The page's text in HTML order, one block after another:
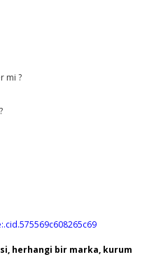
mi ?
herhangi bir marka, kurum